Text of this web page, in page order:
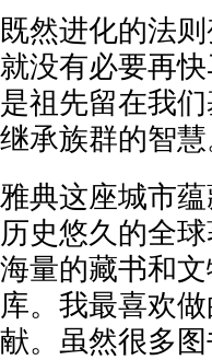
既然进化的法
就没有必要再
是祖先留在我
继承族群的智慧
雅典这座城市
历史悠久的全
海量的藏书和
库。我最喜欢
献。虽然很多